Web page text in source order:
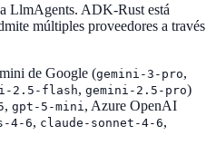
LlmAgents. ADK-Rust está
múltiples proveedores a través
de Google (gemini-3-pro,
2.5-flash, gemini-2.5-pro)
, gpt-5-mini , Azure OpenAI
4-6, claude-sonnet-4-6,